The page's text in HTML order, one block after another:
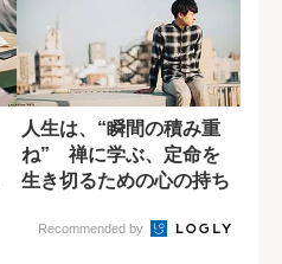
人生は、“瞬間の積み重
ね” 禅に学ぶ、定命を
生き切るための心の持ち
Recommended by